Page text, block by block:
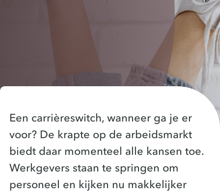
Een carrièreswitch, wanneer ga je er
voor? De krapte op de arbeidsmarkt
biedt daar momenteel alle kansen toe.
Werkgevers staan te springen om
personeel en kijken nu makkelijker